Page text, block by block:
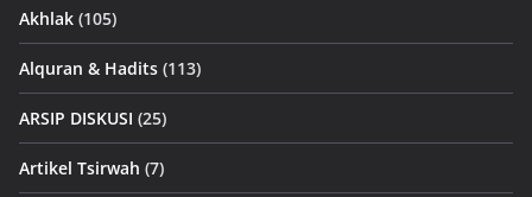
Akhlak (105)
Alquran & Hadits (113)
ARSIP DISKUSI (25)
Artikel Tsirwah (7)